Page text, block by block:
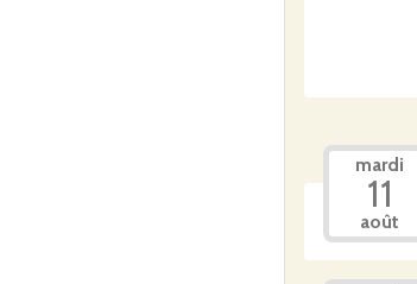
mardi
11
août